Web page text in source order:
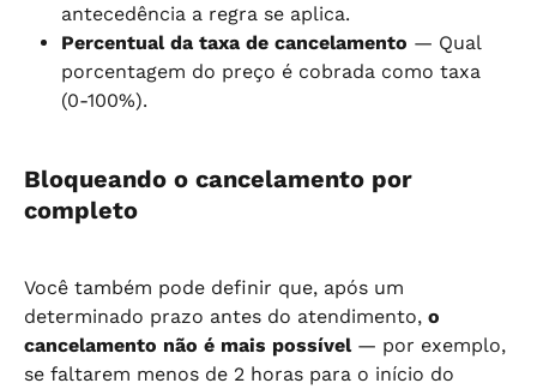
antecedência a regra se aplica.
Percentual da taxa de cancelamento — Qual
porcentagem do preço é cobrada como taxa
(0-100%).
Bloqueando o cancelamento por
completo
Você também pode definir que, após um
determinado prazo antes do atendimento, o
cancelamento não é mais possível — por exemplo,
se faltarem menos de 2 horas para o início do